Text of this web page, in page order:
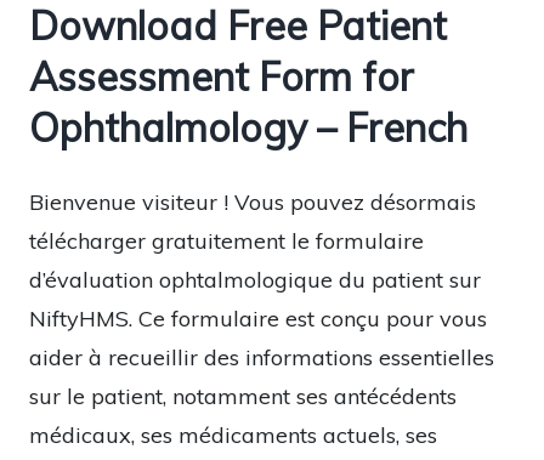
Download Free Patient
Assessment Form for
Ophthalmology – French
Bienvenue visiteur ! Vous pouvez désormais
télécharger gratuitement le formulaire
d’évaluation ophtalmologique du patient sur
NiftyHMS. Ce formulaire est conçu pour vous
aider à recueillir des informations essentielles
sur le patient, notamment ses antécédents
médicaux, ses médicaments actuels, ses